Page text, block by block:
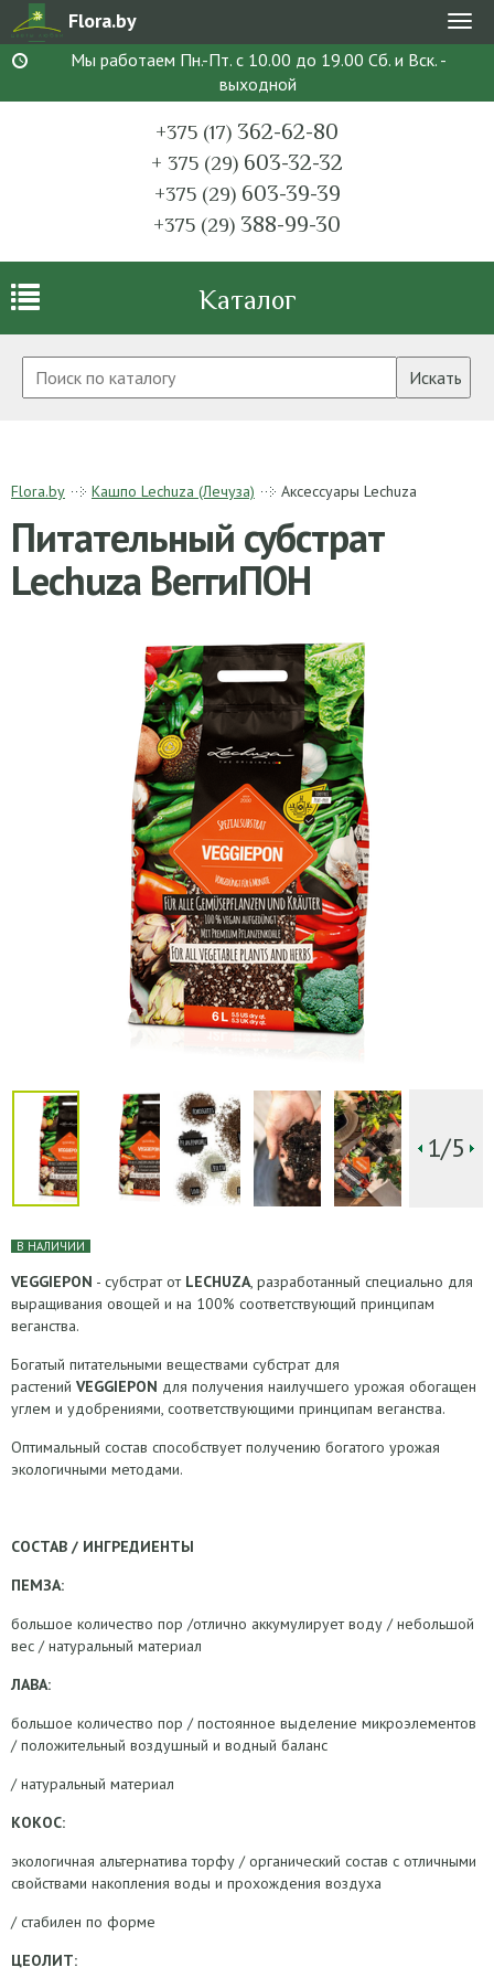
Flora.by
Мы работаем Пн.-Пт. с 10.00 до 19.00 Сб. и Вск. -
выходной
+375 (17) 362-62-80
+ 375 (29) 603-32-32
+375 (29)603-39-39
+375 (29) 388-99-30
Каталог
Искать
Flora.by Кашпо Lechuza (Лечуза) Аксессуары Lechuza
Питательный субстрат
Lechuza ВеггиПОН
1/5
В НАЛИЧИИ
VEGGIEPON - субстрат от LECHUZA, разработанный специально для
выращивания овощей и на 100% соответствующий принципам
веганства.
Богатый питательными веществами субстрат для
растений VEGGIEPON для получения наилучшего урожая обогащен
углем и удобрениями, соответствующими принципам веганства.
Оптимальный состав способствует получению богатого урожая
экологичными методами.
СОСТАВ / ИНГРЕДИЕНТЫ
ПЕМЗА:
большое количество пор /отлично аккумулирует воду / небольшой
вес / натуральный материал
ЛАВА:
большое количество пор / постоянное выделение микроэлементов
/ положительный воздушный и водный баланс
/ натуральный материал
КОКОС:
экологичная альтернатива торфу / органический состав с отличными
свойствами накопления воды и прохождения воздуха
/ стабилен по форме
ЦЕОЛИТ: